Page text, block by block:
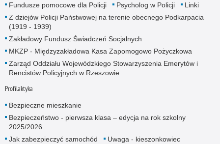
Fundusze pomocowe dla Policji
Psycholog w Policji
Linki
Z dziejów Policji Państwowej na terenie obecnego Podkarpacia
(1919 - 1939)
Zakładowy Fundusz Świadczeń Socjalnych
MKZP - Międzyzakładowa Kasa Zapomogowo Pożyczkowa
Zarząd Oddziału Wojewódzkiego Stowarzyszenia Emerytów i
Rencistów Policyjnych w Rzeszowie
Profilaktyka
Bezpieczne mieszkanie
Bezpieczeństwo - pierwsza klasa – edycja na rok szkolny
2025/2026
Jak zabezpieczyć samochód
Uwaga - kieszonkowiec